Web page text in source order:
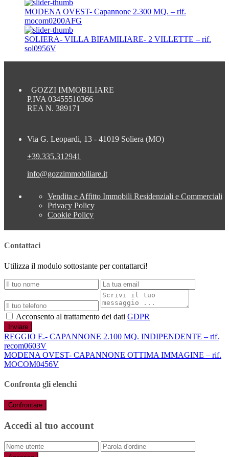
MODENA OVEST- Capannone 2.300 MQ. – rif.
mocom0200AFG
SOLIERA- VILLA BIFAMILIARE- 2 VILLETTE – rif.
sol0956V
GOZZI IMMOBILIARE
P.IVA 03455510366
REA N. 389171
Via G. Leopardi, 13 - 41019 Soliera (MO)
+39.335.312941
info@gozzimmobiliare.it
Vendita e Affitto Immobili Residenziali e Commerciali
Privacy Policy
Cookie Policy
Contattaci
Utilizza il modulo sottostante per contattarci!
Acconsento al trattamento dei dati GDPR
Inviare
REGGIO E.- CAPANNONE 2.100 MQ. INDIPENDENTE – rif.
recom0603V
MODENA OVEST- CAPANNONE OTTIMA IMMAGINE – rif.
MOCOM0456V
Confronta gli elenchi
Confrontare
Accedi al tuo account